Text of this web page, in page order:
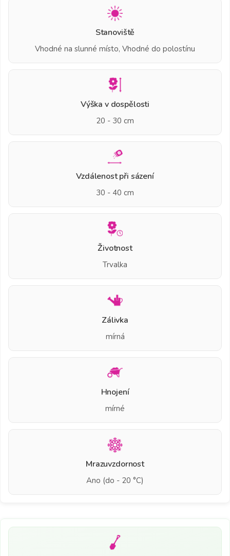
Stanoviště
Vhodné na slunné místo, Vhodné do polostínu
Výška v dospělosti
20 - 30 cm
Vzdálenost při sázení
30 - 40 cm
Životnost
Trvalka
Zálivka
mírná
Hnojení
mírné
Mrazuvzdornost
Ano (do - 20 °C)